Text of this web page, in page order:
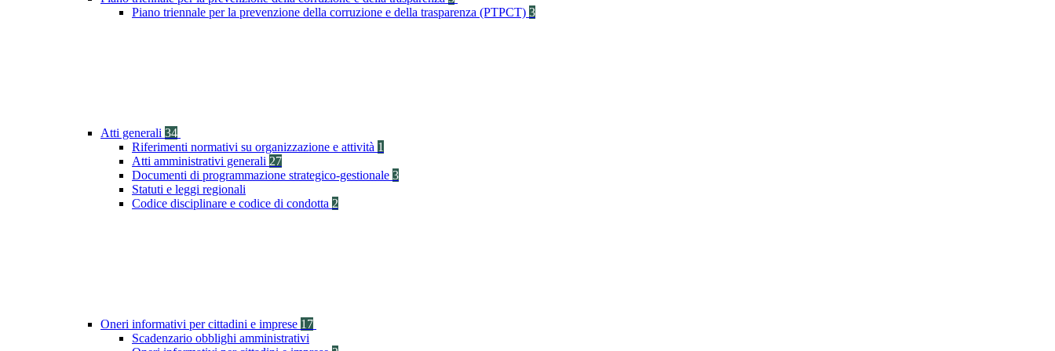
Piano triennale per la prevenzione della corruzione e della trasparenza (PTPCT) 3
Atti generali 34
Riferimenti normativi su organizzazione e attività 1
Atti amministrativi generali 27
Documenti di programmazione strategico-gestionale 3
Statuti e leggi regionali
Codice disciplinare e codice di condotta 2
Oneri informativi per cittadini e imprese 17
Scadenzario obblighi amministrativi